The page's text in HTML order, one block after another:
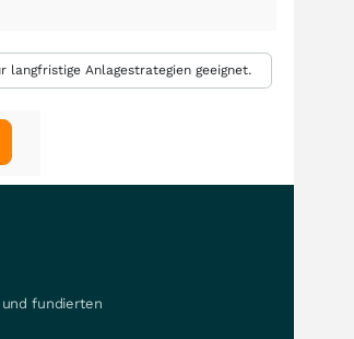
Anlagestrategien geeignet.
fundierten